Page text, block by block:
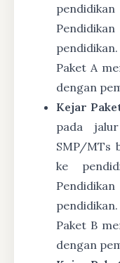
Paket A
dengan
Kejar
pada
SMP/MTs
ke
Paket B
dengan